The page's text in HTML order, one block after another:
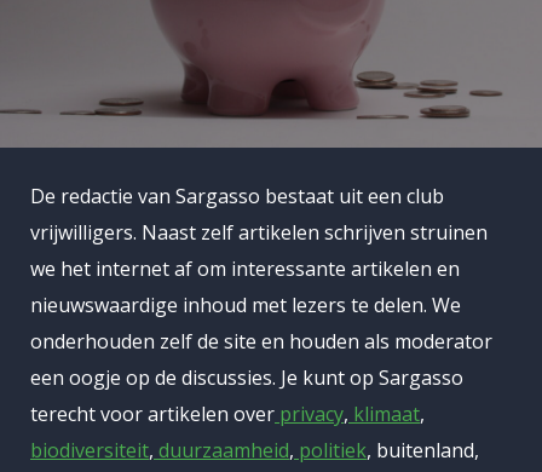
De redactie van Sargasso bestaat uit een club
vrijwilligers. Naast zelf artikelen schrijven struinen
we het internet af om interessante artikelen en
nieuwswaardige inhoud met lezers te delen. We
onderhouden zelf de site en houden als moderator
een oogje op de discussies. Je kunt op Sargasso
terecht voor artikelen over privacy, klimaat,
biodiversiteit, duurzaamheid, politiek, buitenland,